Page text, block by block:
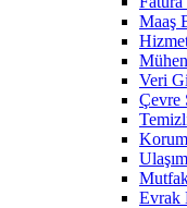
Maaş
Veri
Çevre
Evrak